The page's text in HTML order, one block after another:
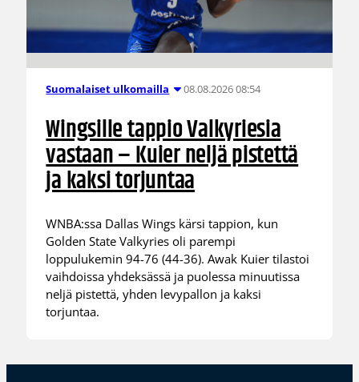
Suomalaiset ulkomailla 08.08.2026 08:54
Wingsille tappio Valkyriesia
vastaan – Kuier neljä pistettä
ja kaksi torjuntaa
WNBA:ssa Dallas Wings kärsi tappion, kun
Golden State Valkyries oli parempi
loppulukemin 94-76 (44-36). Awak Kuier tilastoi
vaihdoissa yhdeksässä ja puolessa minuutissa
neljä pistettä, yhden levypallon ja kaksi
torjuntaa.